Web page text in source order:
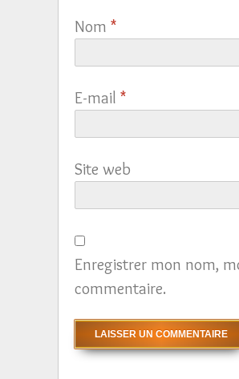
Nom *
E-mail *
Site web
Enregistrer mon nom,
commentaire.